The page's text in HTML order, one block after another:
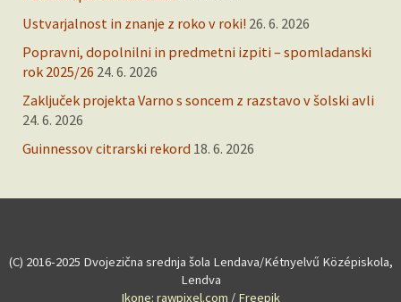
Ustvarjalnost in znanje z roko v roki! 26. 6. 2026
Popravni, dopolnilni in predmetni izpiti – spomladanski
rok 2025/26 24. 6. 2026
Zaključek projekta Varno s soncem z razstavo v šolski avli
24. 6. 2026
Guinnessov citrarski rekord 18. 6. 2026
(C) 2016-2025 Dvojezična srednja šola Lendava/Kétnyelvű Középiskola,
Lendva
Ikone: rawpixel.com / Freepik